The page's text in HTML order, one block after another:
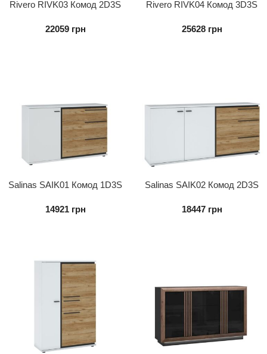
Rivero RIVK03 Комод 2D3S
22059 грн
Rivero RIVK04 Комод 3D3S
25628 грн
Salinas SAIK01 Комод 1D3S
14921 грн
Salinas SAIK02 Комод 2D3S
18447 грн